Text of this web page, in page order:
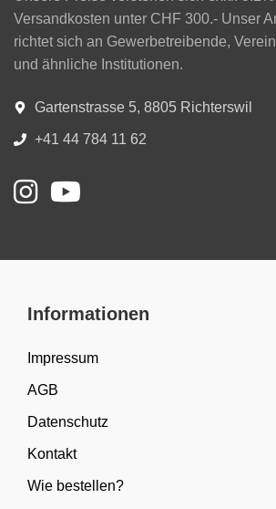
Versandkosten unter CHF 300.- Unser
richtet sich an Gewerbetreibende,
und ähnliche Institutionen.
Gartenstrasse 5, 8805 Richterswil
+41 44 784 11 62
Informationen
Impressum
AGB
Datenschutz
Kontakt
Wie bestellen?